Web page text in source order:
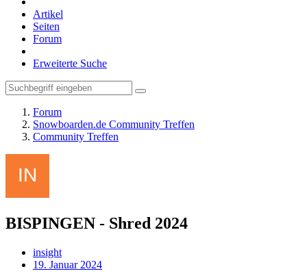
Artikel
Seiten
Forum
Erweiterte Suche
Forum
Snowboarden.de Community Treffen
Community Treffen
BISPINGEN - Shred 2024
insight
19. Januar 2024